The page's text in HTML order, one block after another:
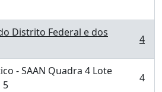
Distrito Federal e dos
4
- SAAN Quadra 4 Lote
5
4